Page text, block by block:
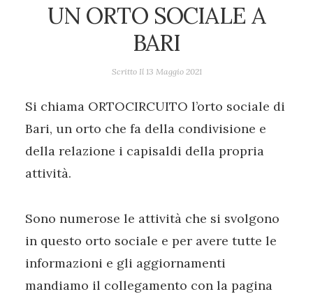
UN ORTO SOCIALE A
BARI
Scritto Il 13 Maggio 2021
Si chiama ORTOCIRCUITO l’orto sociale di
Bari, un orto che fa della condivisione e
della relazione i capisaldi della propria
attività.
Sono numerose le attività che si svolgono
in questo orto sociale e per avere tutte le
informazioni e gli aggiornamenti
mandiamo il collegamento con la pagina